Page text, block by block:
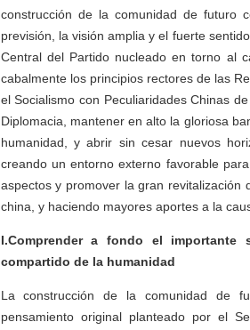
construcción de la comunidad de futuro
previsión, la visión amplia y el fuerte
Central del Partido nucleado en torno al
cabalmente los principios rectores de las
el Socialismo con Peculiaridades Chinas
Diplomacia, mantener en alto la gloriosa
humanidad, y abrir sin cesar nuevos
creando un entorno externo favorable
aspectos y promover la gran
china, y haciendo mayores aportes a la
I.Comprender a fondo el
compartido de la humanidad
La construcción de la comunidad de
pensamiento original planteado por el